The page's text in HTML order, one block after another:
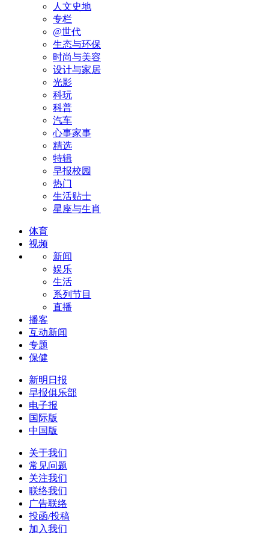
人文史地
专栏
@世代
生态与环保
时尚与美容
设计与家居
光影
科玩
科普
汽车
心事家事
精选
特辑
早报校园
热门
生活贴士
星座与生肖
体育
视频
新闻
娱乐
生活
系列节目
直播
播客
互动新闻
专题
保健
新明日报
早报俱乐部
电子报
国际版
中国版
关于我们
常见问题
关注我们
联络我们
广告联络
投函/投稿
加入我们